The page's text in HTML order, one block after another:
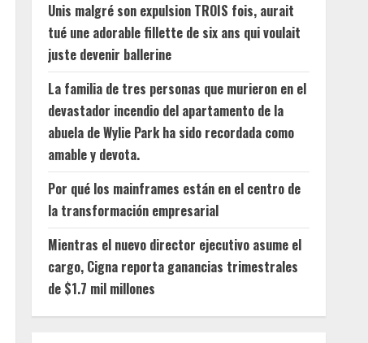
Unis malgré son expulsion TROIS fois, aurait
tué une adorable fillette de six ans qui voulait
juste devenir ballerine
La familia de tres personas que murieron en el
devastador incendio del apartamento de la
abuela de Wylie Park ha sido recordada como
amable y devota.
Por qué los mainframes están en el centro de
la transformación empresarial
Mientras el nuevo director ejecutivo asume el
cargo, Cigna reporta ganancias trimestrales
de $1.7 mil millones